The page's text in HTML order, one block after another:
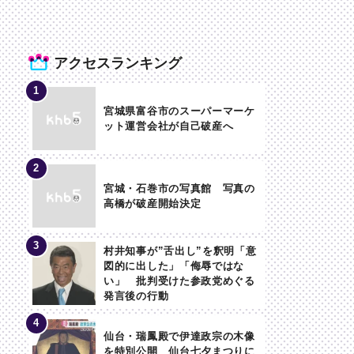
アクセスランキング
宮城県富谷市のスーパーマーケ
ット運営会社が自己破産へ
宮城・石巻市の写真館 写真の
高橋が破産開始決定
村井知事が”舌出し”を釈明「意
図的に出した」「侮辱ではな
い」 批判受けた参政党めぐる
発言後の行動
仙台・瑞鳳殿で伊達政宗の木像
を特別公開 仙台七夕まつりに